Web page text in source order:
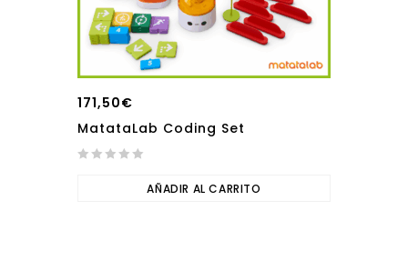
171,50€
MatataLab Coding Set
AÑADIR AL CARRITO